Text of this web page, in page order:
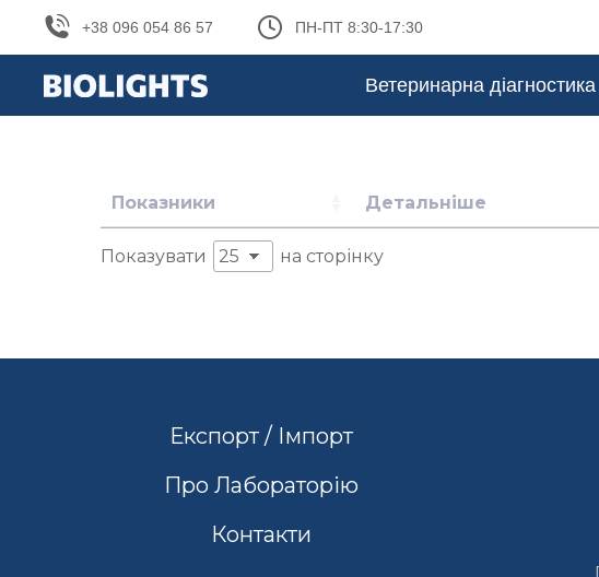
+38 096 054 86 57 ПН-ПТ 8:30-17:30
Ветеринарна діагностика
Показники Детальніше
Показувати на сторінку
Експорт / Імпорт
Про Лабораторію
Контакти